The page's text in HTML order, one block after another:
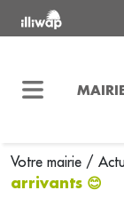
Votre mairie /
arrivants 😊